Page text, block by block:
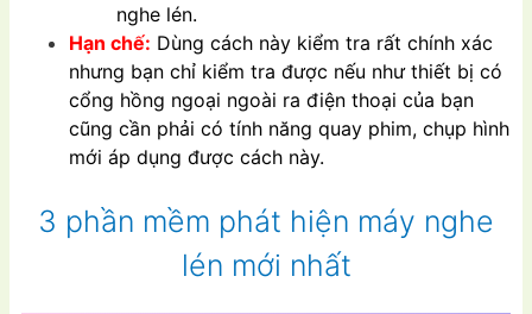
nghe lén.
Hạn chế: Dùng cách này kiểm tra rất chính xác
nhưng bạn chỉ kiểm tra được nếu như thiết bị có
cổng hồng ngoại ngoài ra điện thoại của bạn
cũng cần phải có tính năng quay phim, chụp hình
mới áp dụng được cách này.
3 phần mềm phát hiện máy nghe
lén mới nhất